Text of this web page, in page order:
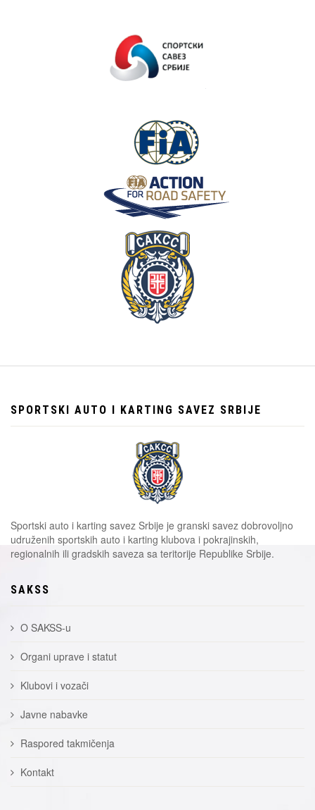
SPORTSKI AUTO I KARTING SAVEZ SRBIJE
Sportski auto i karting savez Srbije je granski savez dobrovoljno
udruženih sportskih auto i karting klubova i pokrajinskih,
regionalnih ili gradskih saveza sa teritorije Republike Srbije.
SAKSS
O SAKSS-u
Organi uprave i statut
Klubovi i vozači
Javne nabavke
Raspored takmičenja
Kontakt